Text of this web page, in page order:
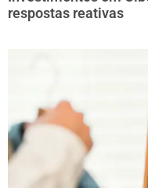
respostas reativas